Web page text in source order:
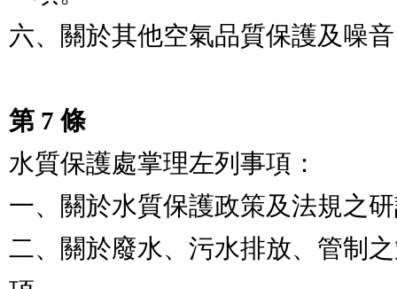
六、關於其他空氣品質保護及噪
第 7 條
水質保護處掌理左列事項：
一、關於水質保護政策及法規之
二、關於廢水、污水排放、管制